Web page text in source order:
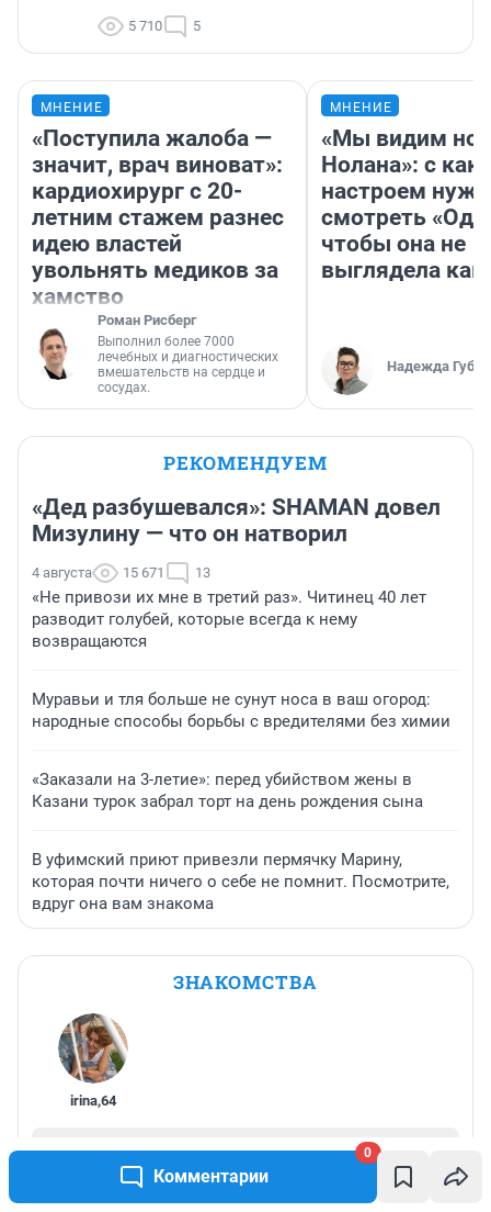
Комментарии
0
5 710 5
МНЕНИЕ
«Поступила жалоба —
значит, врач виноват»:
кардиохирург с 20-
летним стажем разнес
идею властей
увольнять медиков за
хамство
Роман Рисберг
Выполнил более 7000
лечебных и диагностических
вмешательств на сердце и
сосудах.
МНЕНИЕ
«Мы видим
Нолана»: с
настроем
смотреть
чтобы она не
выглядела как
Надежда
РЕКОМЕНДУЕМ
«Дед разбушевался»: SHAMAN довел
Мизулину — что он натворил
4 августа 15 671 13
«Не привози их мне в третий раз». Читинец 40 лет
разводит голубей, которые всегда к нему
возвращаются
Муравьи и тля больше не сунут носа в ваш огород:
народные способы борьбы с вредителями без химии
«Заказали на 3-летие»: перед убийством жены в
Казани турок забрал торт на день рождения сына
В уфимский приют привезли пермячку Марину,
которая почти ничего о себе не помнит. Посмотрите,
вдруг она вам знакома
ЗНАКОМСТВА
irina,64
Начать знакомиться